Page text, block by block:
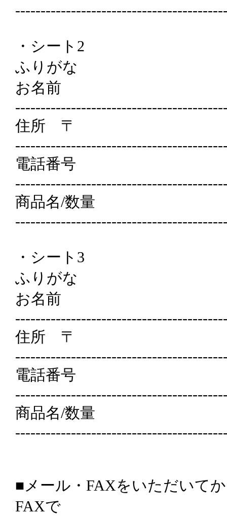
・シート2
ふりがな
お名前
住所 〒
電話番号
商品名/数量
・シート3
ふりがな
お名前
住所 〒
電話番号
商品名/数量
■メール・FAXをいただいて
FAXで